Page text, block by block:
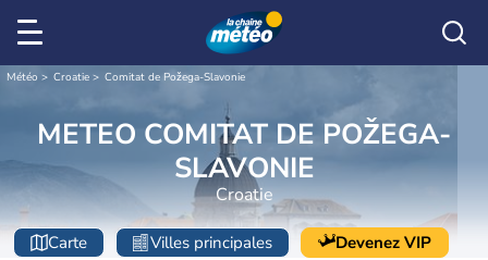
Météo Croatie Comitat de Požega-Slavonie
METEO COMITAT DE POŽEGA-
SLAVONIE
Croatie
Carte Villes principales Devenez VIP